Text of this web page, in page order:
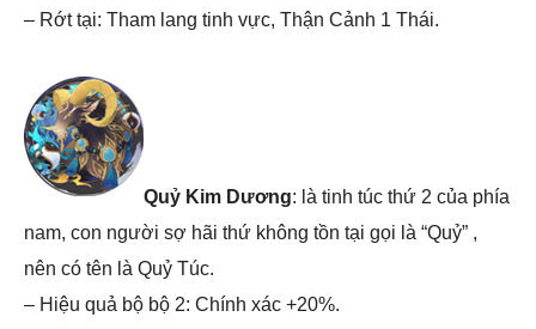
– Rớt tại: Tham lang tinh vực, Thận Cảnh 1 Thái.
Quỷ Kim Dương: là tinh túc thứ 2 của phía
nam, con người sợ hãi thứ không tồn tại gọi là “Quỷ” ,
nên có tên là Quỷ Túc.
– Hiệu quả bộ bộ 2: Chính xác +20%.